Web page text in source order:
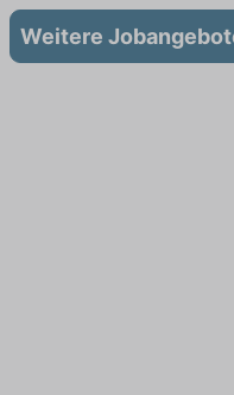
Weitere